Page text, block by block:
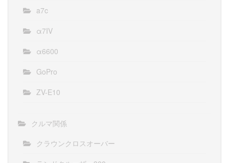
a7c
α7IV
α6600
GoPro
ZV-E10
クルマ関係
クラウンクロスオーバー